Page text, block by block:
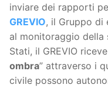
inviare dei rapporti
GREVIO, il Gruppo di
al monitoraggio della
Stati, il GREVIO
ombra” attraverso i
civile possono